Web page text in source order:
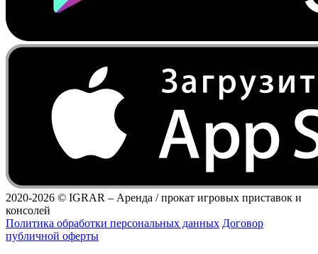
2020-2026 © IGRAR – Аренда / прокат игровых приставок и
консолей
Политика обработки персональных данных Договор
публичной оферты